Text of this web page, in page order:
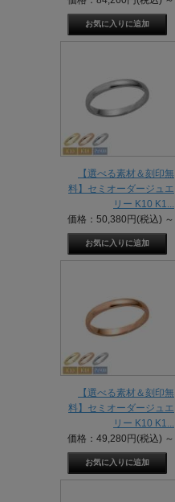
【選べる素材＆刻印無
料】セミオーダージュエ
リー K10 K1...
価格：50,380円(税込) ～
【選べる素材＆刻印無
料】セミオーダージュエ
リー K10 K1...
価格：49,280円(税込) ～